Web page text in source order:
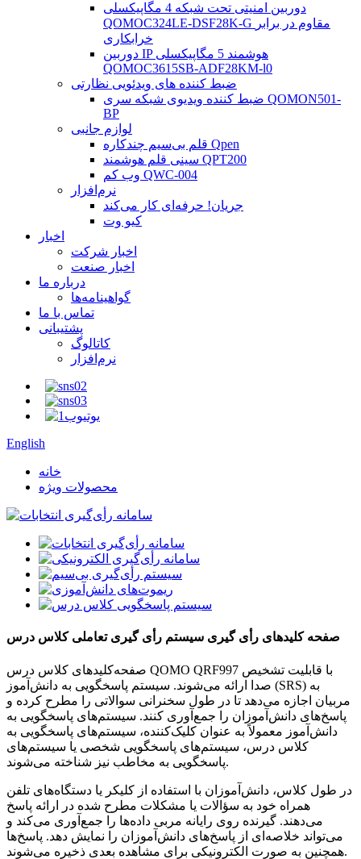
دوربین امنیتی تحت شبکه 4 مگاپیکسلی
QOMOC324LE-DSF28K-G مقاوم در برابر
خرابکاری
دوربین IP هوشمند 5 مگاپیکسلی
QOMOC3615SB-ADF28KM-l0
ضبط کننده های ویدئویی نظارتی
ضبط کننده ویدیوی شبکه سری QOMON501-
BP
لوازم جانبی
قلم بی‌سیم چندکاره Qpen
سینی قلم هوشمند QPT200
وب کم QWC-004
نرم‌افزار
جریان! حرفه‌ای کار می‌کند
کیو وت
اخبار
اخبار شرکت
اخبار صنعت
درباره ما
گواهینامه‌ها
تماس با ما
پشتیبانی
کاتالوگ
نرم‌افزار
English
خانه
محصولات ویژه
صفحه کلیدهای رأی گیری سیستم رأی گیری تعاملی کلاس درس
صفحه‌کلیدهای کلاس درس QOMO QRF997 با قابلیت تشخیص
صدا ارائه می‌شوند. سیستم پاسخگویی به دانش‌آموز (SRS) به
مربیان اجازه می‌دهد تا در طول سخنرانی سوالاتی را مطرح کرده و
پاسخ‌های دانش‌آموزان را جمع‌آوری کنند. سیستم‌های پاسخگویی به
دانش‌آموز معمولاً به عنوان کلیک‌کننده، سیستم‌های پاسخگویی به
کلاس درس، سیستم‌های پاسخگویی شخصی یا سیستم‌های
پاسخگویی به مخاطب نیز شناخته می‌شوند.
در طول کلاس، دانش‌آموزان با استفاده از کلیکر یا دستگاه‌های تلفن
همراه خود به سؤالات یا مشکلات مطرح شده در ارائه پاسخ
می‌دهند. گیرنده روی رایانه مربی داده‌ها را جمع‌آوری می‌کند و
می‌تواند خلاصه‌ای از پاسخ‌های دانش‌آموزان را نمایش دهد. پاسخ‌ها
همچنین به صورت الکترونیکی برای مشاهده بعدی ذخیره می‌شوند.